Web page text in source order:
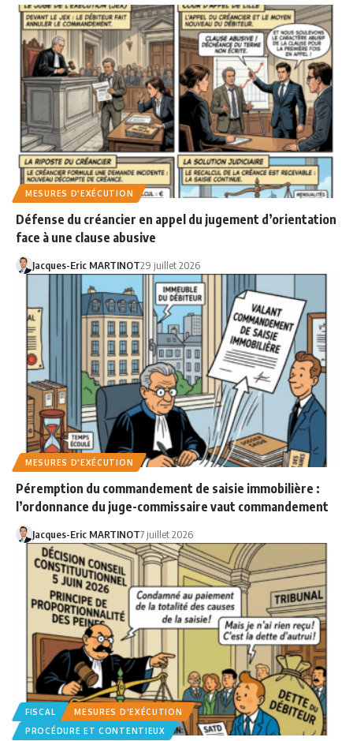
MESURES D'EXÉCUTION
Défense du créancier en appel du jugement d’orientation
face à une clause abusive
Jacques-Eric MARTINOT29 juillet 2026
MESURES D'EXÉCUTION
Péremption du commandement de saisie immobilière :
l’ordonnance du juge-commissaire vaut commandement
Jacques-Eric MARTINOT7 juillet 2026
FISCAL
MESURES D'EXÉCUTION
PROCÉDURE ET CONTENTIEUX